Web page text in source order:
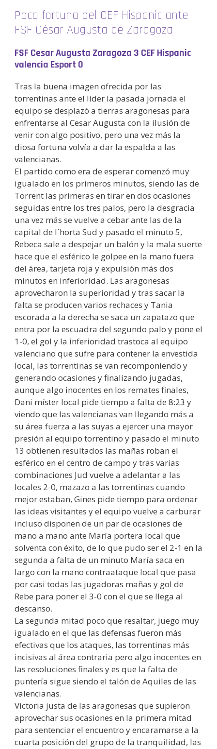
Poca fortuna del CEF Hispanic ante
FSF César Augusta de Zaragoza
FSF Cesar Augusta Zaragoza 3 CEF Hispanic
valencia Esport 0
Tras la buena imagen ofrecida por las
torrentinas ante el líder la pasada jornada el
equipo se desplazó a tierras aragonesas para
enfrentarse al Cesar Augusta con la ilusión de
venir con algo positivo, pero una vez más la
diosa fortuna volvía a dar la espalda a las
valencianas.
El partido como era de esperar comenzó muy
igualado en los primeros minutos, siendo las de
Torrent las primeras en tirar en dos ocasiones
seguidas entre los tres palos, pero la desgracia
una vez más se vuelve a cebar ante las de la
capital de l´horta Sud y pasado el minuto 5,
Rebeca sale a despejar un balón y la mala suerte
hace que el esférico le golpee en la mano fuera
del área, tarjeta roja y expulsión más dos
minutos en inferioridad. Las aragonesas
aprovecharon la superioridad y tras sacar la
falta se producen varios rechaces y Tania
escorada a la derecha se saca un zapatazo que
entra por la escuadra del segundo palo y pone el
1-0, el gol y la inferioridad trastoca al equipo
valenciano que sufre para contener la envestida
local, las torrentinas se van recomponiendo y
generando ocasiones y finalizando jugadas,
aunque algo inocentes en los remates finales,
Dani míster local pide tiempo a falta de 8:23 y
viendo que las valencianas van llegando más a
su área fuerza a las suyas a ejercer una mayor
presión al equipo torrentino y pasado el minuto
13 obtienen resultados las mañas roban el
esférico en el centro de campo y tras varias
combinaciones Jud vuelve a adelantar a las
locales 2-0, mazazo a las torrentinas cuando
mejor estaban, Gines pide tiempo para ordenar
las ideas visitantes y el equipo vuelve a carburar
incluso disponen de un par de ocasiones de
mano a mano ante María portera local que
solventa con éxito, de lo que pudo ser el 2-1 en la
segunda a falta de un minuto María saca en
largo con la mano contraataque local que pasa
por casi todas las jugadoras mañas y gol de
Rebe para poner el 3-0 con el que se llega al
descanso.
La segunda mitad poco que resaltar, juego muy
igualado en el que las defensas fueron más
efectivas que los ataques, las torrentinas más
incisivas al área contraria pero algo inocentes en
las resoluciones finales y es que la falta de
puntería sigue siendo el talón de Aquiles de las
valencianas.
Victoria justa de las aragonesas que supieron
aprovechar sus ocasiones en la primera mitad
para sentenciar el encuentro y encaramarse a la
cuarta posición del grupo de la tranquilidad, las